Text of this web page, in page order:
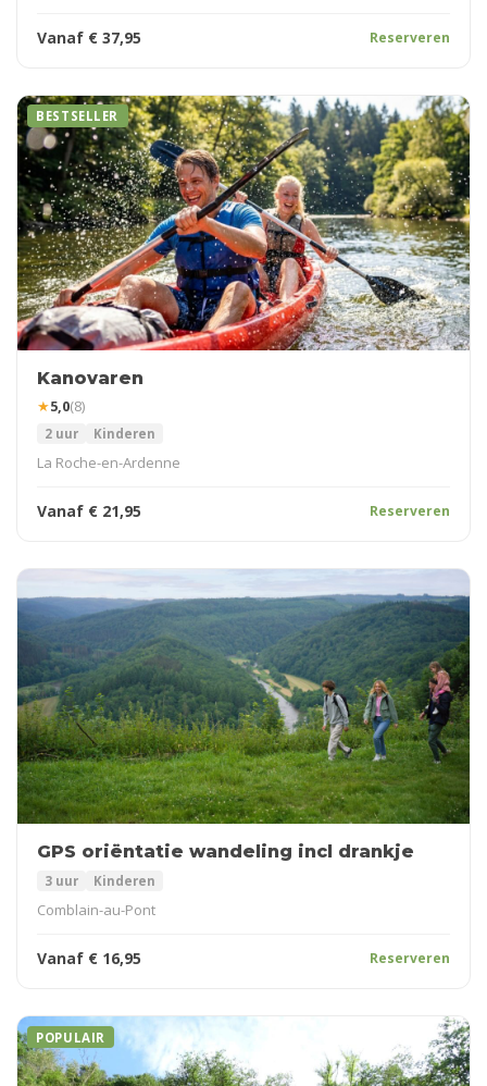
Vanaf € 37,95 Reserveren
BESTSELLER
Kanovaren
★5,0(8)
2 uur Kinderen
La Roche-en-Ardenne
Vanaf € 21,95 Reserveren
GPS oriëntatie wandeling incl drankje
3 uur Kinderen
Comblain-au-Pont
Vanaf € 16,95 Reserveren
POPULAIR